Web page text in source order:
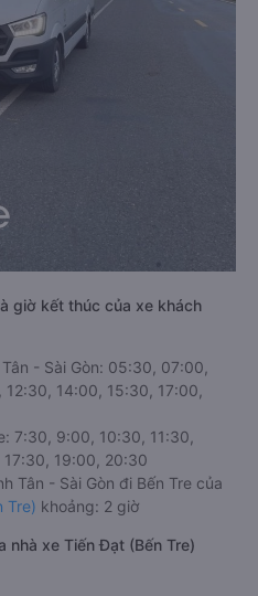
giờ kết thúc của xe khách
- Sài Gòn: 05:30, 07:00,
14:00, 15:30, 17:00,
7:30, 9:00, 10:30, 11:30,
19:00, 20:30
Tân - Sài Gòn đi Bến Tre của
Tre) khoảng: 2 giờ
nhà xe Tiến Đạt (Bến Tre)